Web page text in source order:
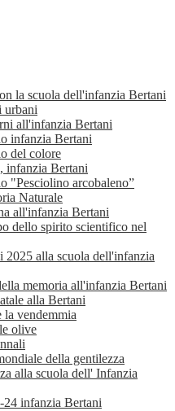
la scuola dell'infanzia Bertani
urbani
all'infanzia Bertani
infanzia Bertani
del colore
infanzia Bertani
"Pesciolino arcobaleno”
Naturale
all'infanzia Bertani
dello spirito scientifico nel
2025 alla scuola dell'infanzia
memoria all'infanzia Bertani
alla Bertani
la vendemmia
olive
della gentilezza
alla scuola dell' Infanzia
24 infanzia Bertani